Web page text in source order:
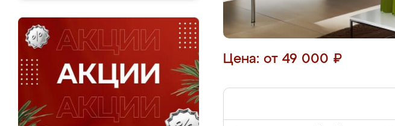
Цена: от 49 000 ₽